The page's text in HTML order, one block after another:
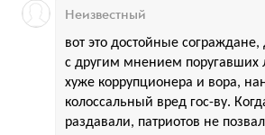
вот это достойные
с другим мнением поругавших
хуже коррупционера и вора,
колоссальный вред гос-ву.
раздавали, патриотов не
Неизвестный